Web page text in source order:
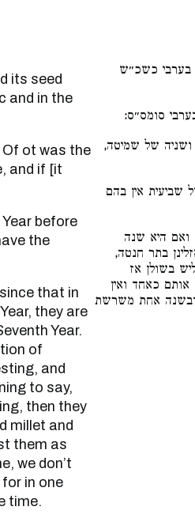
and in the
and if [it
the
they are
Year.
of
and
to say,
then they
millet and
them as
we don’t
in one
time.
בערבי כשכ״ש
סומס״ס:
של שמיטה,
אין בהם
ואם היא שנה
בתר חנטה,
בשולן אז
אותם כאחד ואין
אחת משרשת